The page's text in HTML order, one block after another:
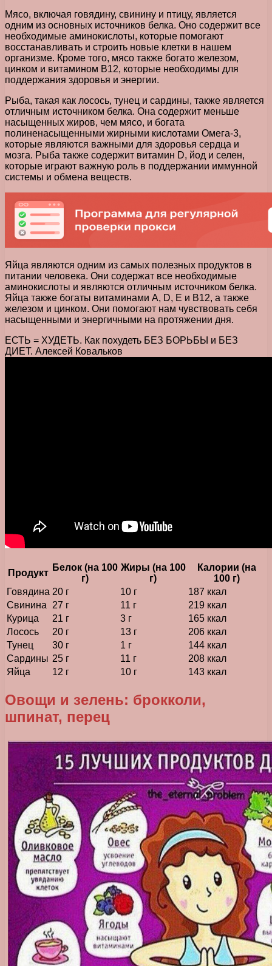
Мясо, включая говядину, свинину и птицу, является
одним из основных источников белка. Оно содержит все
необходимые аминокислоты, которые помогают
восстанавливать и строить новые клетки в нашем
организме. Кроме того, мясо также богато железом,
цинком и витамином В12, которые необходимы для
поддержания здоровья и энергии.
Рыба, такая как лосось, тунец и сардины, также является
отличным источником белка. Она содержит меньше
насыщенных жиров, чем мясо, и богата
полиненасыщенными жирными кислотами Омега-3,
которые являются важными для здоровья сердца и
мозга. Рыба также содержит витамин D, йод и селен,
которые играют важную роль в поддержании иммунной
системы и обмена веществ.
Яйца являются одним из самых полезных продуктов в
питании человека. Они содержат все необходимые
аминокислоты и являются отличным источником белка.
Яйца также богаты витаминами А, D, E и В12, а также
железом и цинком. Они помогают нам чувствовать себя
насыщенными и энергичными на протяжении дня.
ЕСТЬ = ХУДЕТЬ. Как похудеть БЕЗ БОРЬБЫ и БЕЗ
ДИЕТ. Алексей Ковальков
Продукт
Белок (на 100
г)
Жиры (на 100
г)
Калории (на
100 г)
Говядина 20 г 10 г
187 ккал
Свинина
27 г 11 г
219 ккал
Курица
21 г 3 г
165 ккал
Лосось
20 г 13 г
206 ккал
Тунец
30 г 1 г
144 ккал
Сардины 25 г 11 г
208 ккал
Яйца
12 г 10 г 143 ккал
Овощи и зелень: брокколи,
шпинат, перец